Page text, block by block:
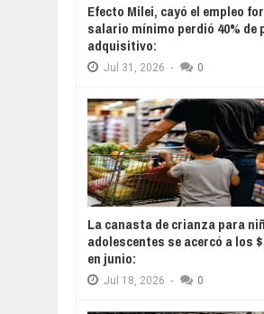
Efecto Milei, cayó el empleo
salario mínimo perdió 40% de
adquisitivo:
Jul 31, 2026 - 0
La canasta de crianza para
adolescentes se acercó a los
en junio:
Jul 18, 2026 - 0